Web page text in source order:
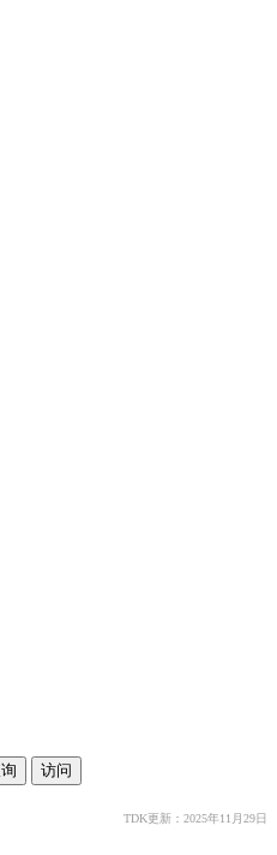
TDK更新：2025年11月29日